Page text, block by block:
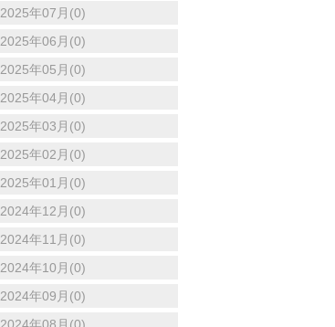
2025年07月(0)
2025年06月(0)
2025年05月(0)
2025年04月(0)
2025年03月(0)
2025年02月(0)
2025年01月(0)
2024年12月(0)
2024年11月(0)
2024年10月(0)
2024年09月(0)
2024年08月(0)